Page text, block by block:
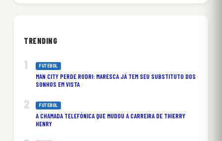
TRENDING
FUTEBOL
MAN CITY PERDE RODRI: MARESCA JÁ TEM SEU SUBSTITUTO DOS
SONHOS EM VISTA
FUTEBOL
A CHAMADA TELEFÓNICA QUE MUDOU A CARREIRA DE THIERRY
HENRY